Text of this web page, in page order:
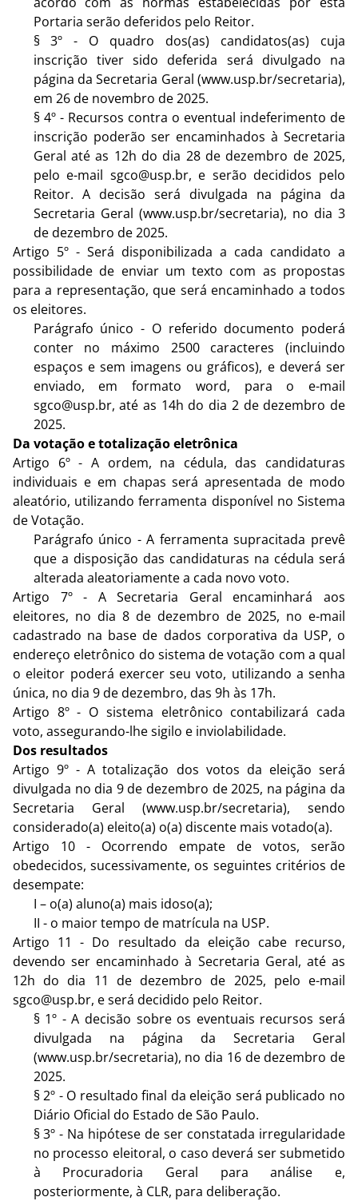
Portaria serão deferidos pelo Reitor.
§ 3º - O quadro dos(as) candidatos(as) cuja
inscrição tiver sido deferida será divulgado na
página da Secretaria Geral (www.usp.br/secretaria),
em 26 de novembro de 2025.
§ 4º - Recursos contra o eventual indeferimento de
inscrição poderão ser encaminhados à Secretaria
Geral até as 12h do dia 28 de dezembro de 2025,
pelo e-mail sgco@usp.br, e serão decididos pelo
Reitor. A decisão será divulgada na página da
Secretaria Geral (www.usp.br/secretaria), no dia 3
de dezembro de 2025.
Artigo 5º - Será disponibilizada a cada candidato a
possibilidade de enviar um texto com as propostas
para a representação, que será encaminhado a todos
os eleitores.
Parágrafo único - O referido documento poderá
conter no máximo 2500 caracteres (incluindo
espaços e sem imagens ou gráficos), e deverá ser
enviado, em formato word, para o e-mail
sgco@usp.br, até as 14h do dia 2 de dezembro de
2025.
Da votação e totalização eletrônica
Artigo 6º - A ordem, na cédula, das candidaturas
individuais e em chapas será apresentada de modo
aleatório, utilizando ferramenta disponível no Sistema
de Votação.
Parágrafo único - A ferramenta supracitada prevê
que a disposição das candidaturas na cédula será
alterada aleatoriamente a cada novo voto.
Artigo 7º - A Secretaria Geral encaminhará aos
eleitores, no dia 8 de dezembro de 2025, no e-mail
cadastrado na base de dados corporativa da USP, o
endereço eletrônico do sistema de votação com a qual
o eleitor poderá exercer seu voto, utilizando a senha
única, no dia 9 de dezembro, das 9h às 17h.
Artigo 8º - O sistema eletrônico contabilizará cada
voto, assegurando-lhe sigilo e inviolabilidade.
Dos resultados
Artigo 9º - A totalização dos votos da eleição será
divulgada no dia 9 de dezembro de 2025, na página da
Secretaria Geral (www.usp.br/secretaria), sendo
considerado(a) eleito(a) o(a) discente mais votado(a).
Artigo 10 - Ocorrendo empate de votos, serão
obedecidos, sucessivamente, os seguintes critérios de
desempate:
I – o(a) aluno(a) mais idoso(a);
II - o maior tempo de matrícula na USP.
Artigo 11 - Do resultado da eleição cabe recurso,
devendo ser encaminhado à Secretaria Geral, até as
12h do dia 11 de dezembro de 2025, pelo e-mail
sgco@usp.br, e será decidido pelo Reitor.
§ 1º - A decisão sobre os eventuais recursos será
divulgada na página da Secretaria Geral
(www.usp.br/secretaria), no dia 16 de dezembro de
2025.
§ 2º - O resultado final da eleição será publicado no
Diário Oficial do Estado de São Paulo.
§ 3º - Na hipótese de ser constatada irregularidade
no processo eleitoral, o caso deverá ser submetido
à Procuradoria Geral para análise e,
posteriormente, à CLR, para deliberação.